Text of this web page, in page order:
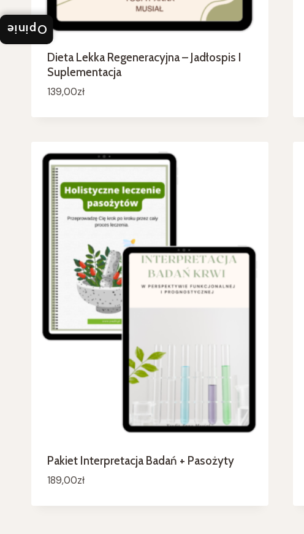
Opinie
Dieta Lekka Regeneracyjna – Jadłospis I
Suplementacja
139,00zł
Pakiet Interpretacja Badań + Pasożyty
189,00zł